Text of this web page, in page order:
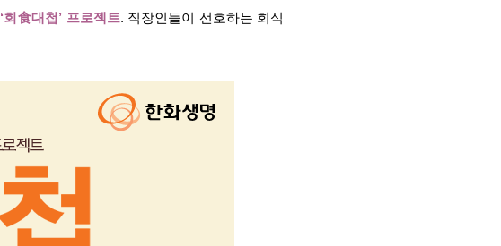
‘회食대첩’ 프로젝트. 직장인들이 선호하는 회식